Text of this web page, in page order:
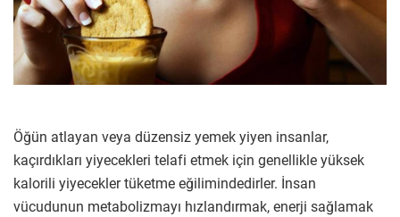
Öğün atlayan veya düzensiz yemek yiyen insanlar,
kaçırdıkları yiyecekleri telafi etmek için genellikle yüksek
kalorili yiyecekler tüketme eğilimindedirler. İnsan
vücudunun metabolizmayı hızlandırmak, enerji sağlamak